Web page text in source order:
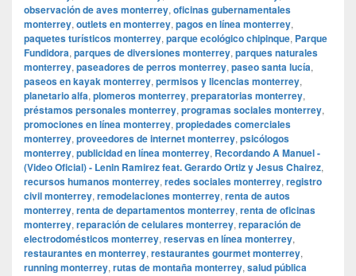
observación de aves monterrey, oficinas gubernamentales
monterrey, outlets en monterrey, pagos en línea monterrey,
paquetes turísticos monterrey, parque ecológico chipinque, Parque
Fundidora, parques de diversiones monterrey, parques naturales
monterrey, paseadores de perros monterrey, paseo santa lucía,
paseos en kayak monterrey, permisos y licencias monterrey,
planetario alfa, plomeros monterrey, preparatorias monterrey,
préstamos personales monterrey, programas sociales monterrey,
promociones en línea monterrey, propiedades comerciales
monterrey, proveedores de internet monterrey, psicólogos
monterrey, publicidad en línea monterrey, Recordando A Manuel -
(Video Oficial) - Lenin Ramirez feat. Gerardo Ortiz y Jesus Chairez,
recursos humanos monterrey, redes sociales monterrey, registro
civil monterrey, remodelaciones monterrey, renta de autos
monterrey, renta de departamentos monterrey, renta de oficinas
monterrey, reparación de celulares monterrey, reparación de
electrodomésticos monterrey, reservas en línea monterrey,
restaurantes en monterrey, restaurantes gourmet monterrey,
running monterrey, rutas de montaña monterrey, salud pública